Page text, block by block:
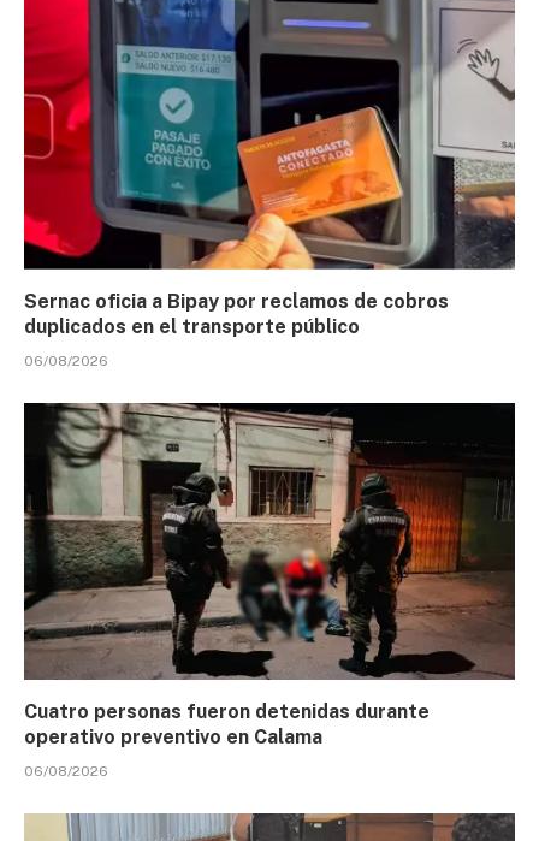
Sernac oficia a Bipay por reclamos de cobros
duplicados en el transporte público
06/08/2026
Cuatro personas fueron detenidas durante
operativo preventivo en Calama
06/08/2026